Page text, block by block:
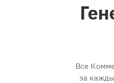
Все
за